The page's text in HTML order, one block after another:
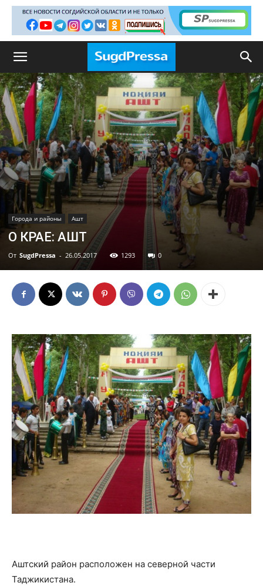
Города и районы Ашт
О КРАЕ: АШТ
От SugdPressa - 26.05.2017 1293 0
Аштский район расположен на северной части
Таджикистана.